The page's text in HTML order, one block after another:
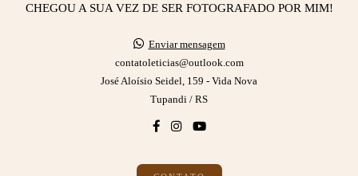
CHEGOU A SUA VEZ DE SER FOTOGRAFADO POR MIM!
Enviar mensagem
contatoleticias@outlook.com
José Aloísio Seidel, 159 - Vida Nova
Tupandi / RS